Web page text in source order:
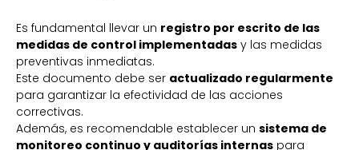
Es fundamental llevar un registro por escrito de las
medidas de control implementadas y las medidas
preventivas inmediatas.
Este documento debe ser actualizado regularmente
para garantizar la efectividad de las acciones
correctivas.
Además, es recomendable establecer un sistema de
monitoreo continuo y auditorías internas para